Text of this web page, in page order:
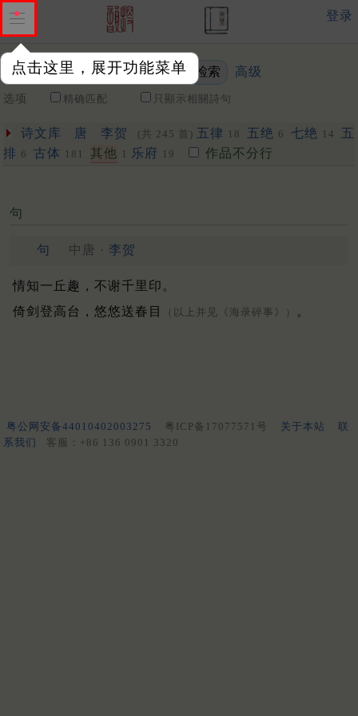
点击这里，展开功能菜单
登录
关键词 高级
选项 精确匹配 只顯示相關詩句
诗文库 唐 李贺 (共 245 首) 五律 18 五绝 6 七绝 14
五
排 6 古体 181 其他 1 乐府 19 作品不分行
句
句 中唐 · 李贺
情知一丘趣，不谢千里印。
倚剑登高台，悠悠送春目
（以上并见《海录碎事》） 。
粤公网安备44010402003275 粤ICP备17077571号 关于本站
联
系我们
客服：+86 136 0901 3320